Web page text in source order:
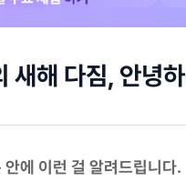
새해 다짐, 안녕
에 이런 걸 알려드립니다.